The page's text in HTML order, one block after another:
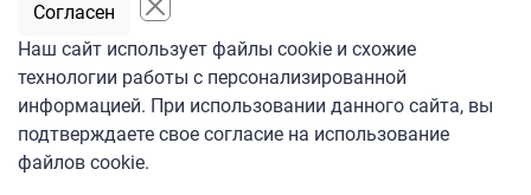
Режиссеры:
Сергей Бодров, Гульшад Омарова
В ролях:
Наш сайт использует файлы cookie и схожие
технологии работы с персонализированной
информацией. При использовании данного сайта, вы
подтверждаете свое согласие на использование
файлов cookie.
Согласен